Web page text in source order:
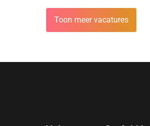
Toon meer vacatures